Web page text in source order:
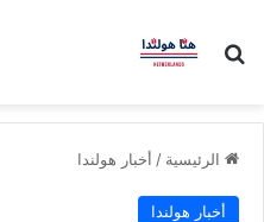
بحث عن
الرئيسية / أخبار هولندا
أخبار هولندا